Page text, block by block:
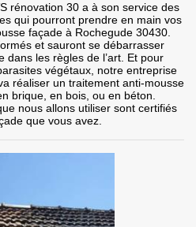
rénovation 30 a à son service des
qui pourront prendre en main vos
façade à Rochegude 30430.
et sauront se débarrasser
dans les règles de l’art. Et pour
végétaux, notre entreprise
réaliser un traitement anti-mousse
brique, en bois, ou en béton.
nous allons utiliser sont certifiés
que vous avez.